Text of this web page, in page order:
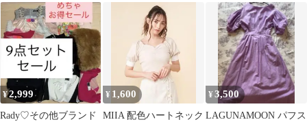
ワンピース/MIIA
トワンピース オレン
ジ キャミ Sサイズ
ンピース アイボリー
¥2,999
Rady♡その他ブランド
¥ 1,600
MIIA 配色ハートネック
¥3,500
LAGUNAMOON パフス